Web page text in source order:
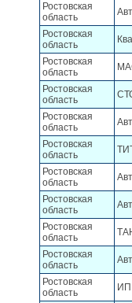
Ростовская
область
Ростовская
область
Ростовская
область
Ростовская
область
Ростовская
область
Ростовская
область
Ростовская
область
Ростовская
область
Ростовская
область
Ростовская
область
Ростовская
область
ИП